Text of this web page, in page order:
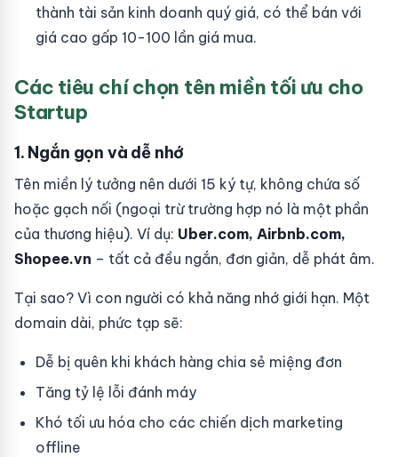
thành tài sản kinh doanh quý giá, có thể bán với
giá cao gấp 10-100 lần giá mua.
Các tiêu chí chọn tên miền tối ưu cho
Startup
1. Ngắn gọn và dễ nhớ
Tên miền lý tưởng nên dưới 15 ký tự, không chứa số
hoặc gạch nối (ngoại trừ trường hợp nó là một phần
của thương hiệu). Ví dụ: Uber.com, Airbnb.com,
Shopee.vn – tất cả đều ngắn, đơn giản, dễ phát âm.
Tại sao? Vì con người có khả năng nhớ giới hạn. Một
domain dài, phức tạp sẽ:
Dễ bị quên khi khách hàng chia sẻ miệng đơn
Tăng tỷ lệ lỗi đánh máy
Khó tối ưu hóa cho các chiến dịch marketing
offline